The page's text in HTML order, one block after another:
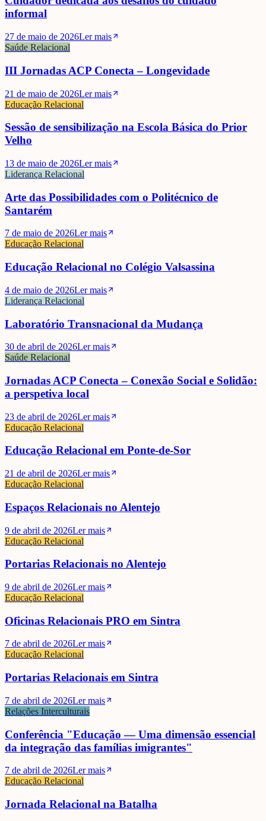
informal
27 de maio de 2026Ler mais
Saúde Relacional
III Jornadas ACP Conecta – Longevidade
21 de maio de 2026Ler mais
Educação Relacional
Sessão de sensibilização na Escola Básica do Prior
Velho
13 de maio de 2026Ler mais
Liderança Relacional
Arte das Possibilidades com o Politécnico de
Santarém
7 de maio de 2026Ler mais
Educação Relacional
Educação Relacional no Colégio Valsassina
4 de maio de 2026Ler mais
Liderança Relacional
Laboratório Transnacional da Mudança
30 de abril de 2026Ler mais
Saúde Relacional
Jornadas ACP Conecta – Conexão Social e Solidão:
a perspetiva local
23 de abril de 2026Ler mais
Educação Relacional
Educação Relacional em Ponte-de-Sor
21 de abril de 2026Ler mais
Educação Relacional
Espaços Relacionais no Alentejo
9 de abril de 2026Ler mais
Educação Relacional
Portarias Relacionais no Alentejo
9 de abril de 2026Ler mais
Educação Relacional
Oficinas Relacionais PRO em Sintra
7 de abril de 2026Ler mais
Educação Relacional
Portarias Relacionais em Sintra
7 de abril de 2026Ler mais
Relações Interculturais
Conferência "Educação — Uma dimensão essencial
da integração das famílias imigrantes"
7 de abril de 2026Ler mais
Educação Relacional
Jornada Relacional na Batalha